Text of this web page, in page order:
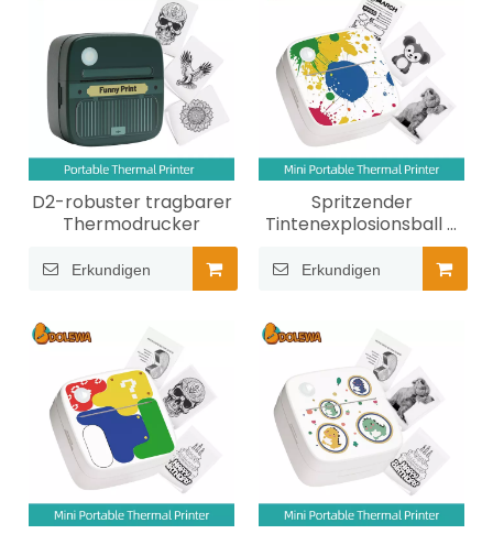
D2-robuster tragbarer
Thermodrucker
Erkundigen
Spritzender
Tintenexplosionsball –
Thermodrucker im
Taschenformat
Erkundigen